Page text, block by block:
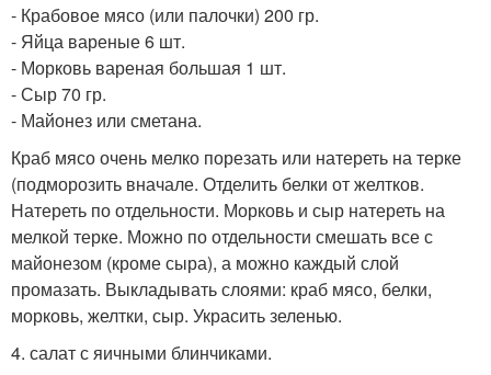
- Крабовое мясо (или палочки) 200 гр.
- Яйца вареные 6 шт.
- Морковь вареная большая 1 шт.
- Сыр 70 гр.
- Майонез или сметана.
Краб мясо очень мелко порезать или натереть на терке
(подморозить вначале. Отделить белки от желтков.
Натереть по отдельности. Морковь и сыр натереть на
мелкой терке. Можно по отдельности смешать все с
майонезом (кроме сыра), а можно каждый слой
промазать. Выкладывать слоями: краб мясо, белки,
морковь, желтки, сыр. Украсить зеленью.
4. салат с яичными блинчиками.